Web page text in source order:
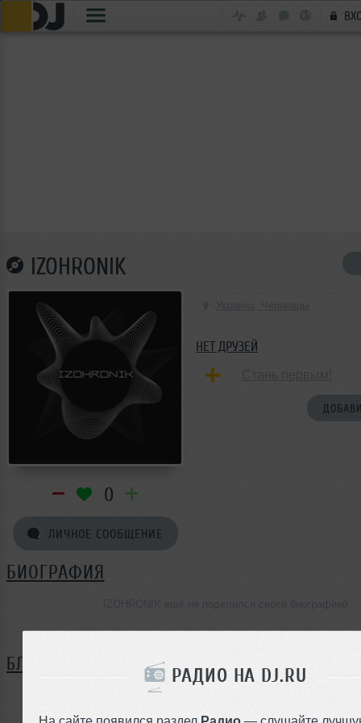
РАДИО НА DJ.RU
На сайте появился раздел Радио — слушайте
IZOHRONIK
0
ЛИЧНОЕ СООБЩЕНИЕ
НЕТ ДРУЗЕЙ
БИОГРАФИЯ
БЛОГ